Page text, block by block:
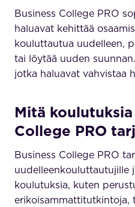
Business College PRO
haluavat kehittää
kouluttautua uudelleen,
tai löytää uuden
jotka haluavat vahvistaa
Mitä
College PRO
Business College PRO
uudelleenkouluttautujille
koulutuksia, kuten
erikoisammattitutkintoja,